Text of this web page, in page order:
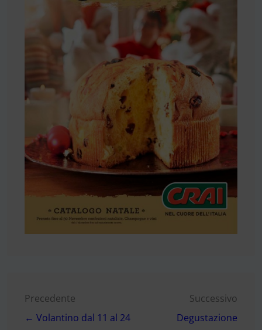
Navigazione
articoli
Precedente
← Volantino dal 11 al 24
Successivo
Degustazione